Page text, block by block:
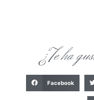
¿Te ha
Facebook